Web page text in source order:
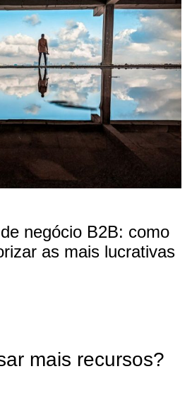
negócio B2B: como
as mais lucrativas
mais recursos?